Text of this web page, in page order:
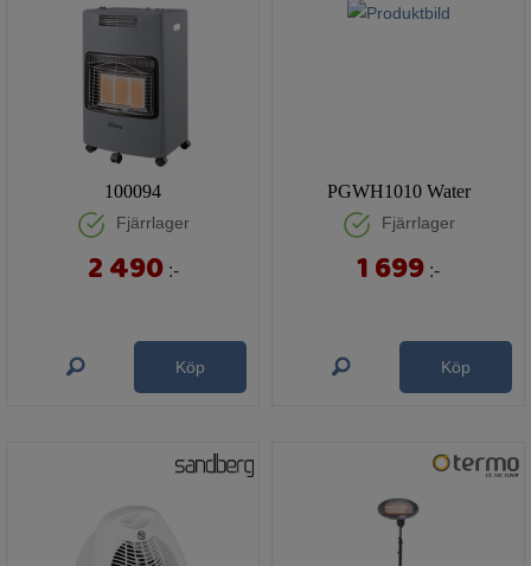
100094
Fjärrlager
2 490 :-
Köp
PGWH1010 Water
Fjärrlager
1 699 :-
Köp